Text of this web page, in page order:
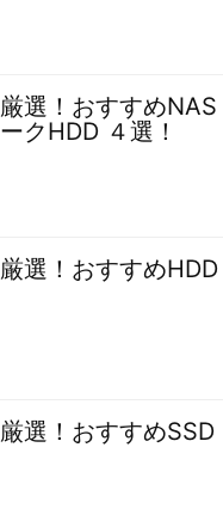
厳選！おすすめ
ークHDD ４選！
厳選！おすすめHDD
厳選！おすすめSSD